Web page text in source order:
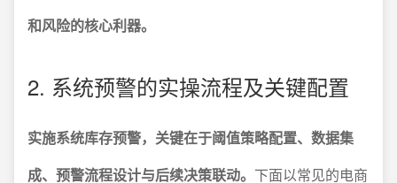
和风险的核心利器。
2. 系统预警的实操流程及关键配置
实施系统库存预警，关键在于阈值策略配置、数据集
成、预警流程设计与后续决策联动。 下面以常见的电商